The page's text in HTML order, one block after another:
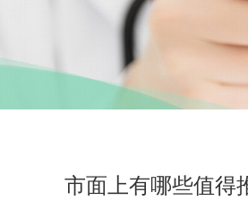
市面上有哪些值得